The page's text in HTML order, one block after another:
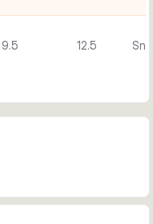
9.5 12.5